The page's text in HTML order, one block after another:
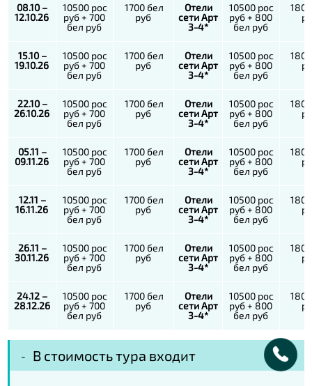
08.10 –
12.10.26
10500 рос
руб + 700
бел руб
1700 бел
руб
Отели
сети Арт
3-4*
10500 рос
руб + 800
бел руб
15.10 –
19.10.26
10500 рос
руб + 700
бел руб
1700 бел
руб
Отели
сети Арт
3-4*
10500 рос
руб + 800
бел руб
22.10 –
26.10.26
10500 рос
руб + 700
бел руб
1700 бел
руб
Отели
сети Арт
3-4*
10500 рос
руб + 800
бел руб
05.11 –
09.11.26
10500 рос
руб + 700
бел руб
1700 бел
руб
Отели
сети Арт
3-4*
10500 рос
руб + 800
бел руб
12.11 –
16.11.26
10500 рос
руб + 700
бел руб
1700 бел
руб
Отели
сети Арт
3-4*
10500 рос
руб + 800
бел руб
26.11 –
30.11.26
10500 рос
руб + 700
бел руб
1700 бел
руб
Отели
сети Арт
3-4*
10500 рос
руб + 800
бел руб
24.12 –
28.12.26
10500 рос
руб + 700
бел руб
1700 бел
руб
Отели
сети Арт
3-4*
10500 рос
руб + 800
бел руб
В стоимость тура входит